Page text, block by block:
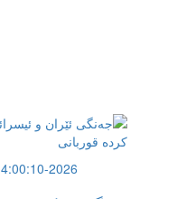
2026-Jun-26 14:00:10